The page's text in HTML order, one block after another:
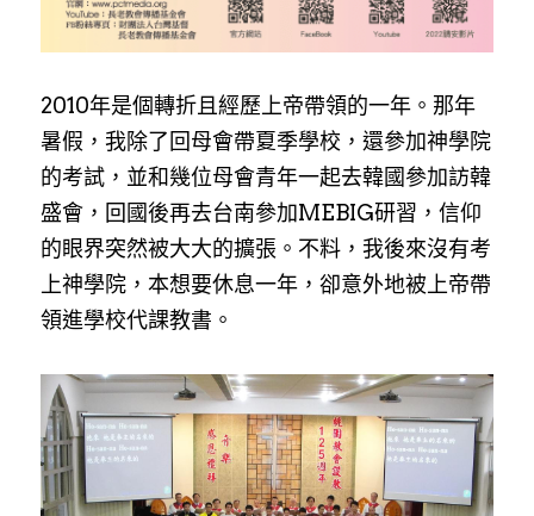
2010年是個轉折且經歷上帝帶領的一年。那年
暑假，我除了回母會帶夏季學校，還參加神學院
的考試，並和幾位母會青年一起去韓國參加訪韓
盛會，回國後再去台南參加MEBIG研習，信仰
的眼界突然被大大的擴張。不料，我後來沒有考
上神學院，本想要休息一年，卻意外地被上帝帶
領進學校代課教書。